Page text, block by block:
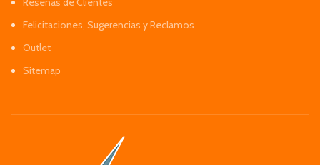
Felicitaciones, Sugerencias y Reclamos
Outlet
Sitemap